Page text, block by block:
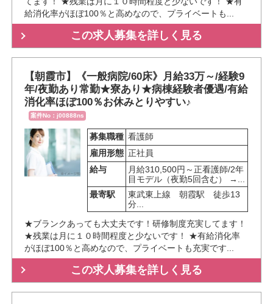
給消化率がほぼ100％と高めなので、プライベートも...
この求人募集を詳しく見る
【朝霞市】《一般病院/60床》月給33万～/経験9
年/夜勤あり常勤★寮あり★病棟経験者優遇/有給
消化率ほぼ100％お休みとりやすい♪
案件No：j00888ns
募集職種 看護師
雇用形態 正社員
給与
月給310,500円～正看護師/2年
目モデル（夜勤5回含む） →...
最寄駅
東武東上線　朝霞駅　徒歩13
分...
★ブランクあっても大丈夫です！研修制度充実してます！
★残業は月に１０時間程度と少ないです！ ★有給消化率
がほぼ100％と高めなので、プライベートも充実です...
この求人募集を詳しく見る